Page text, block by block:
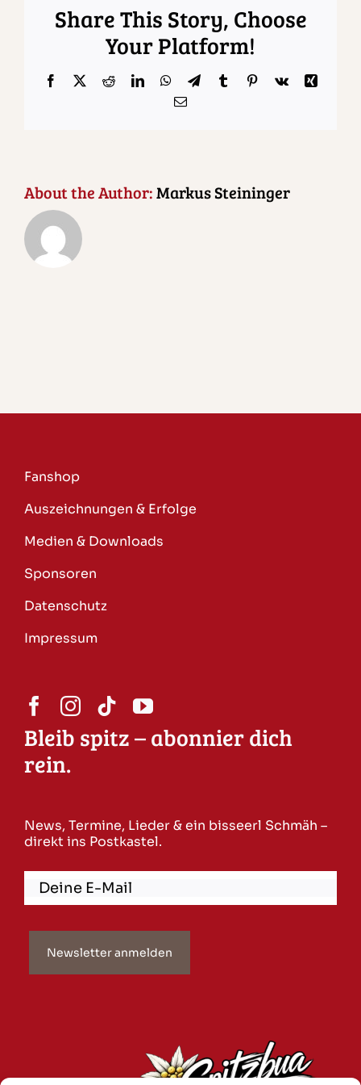
Share This Story, Choose
Your Platform!
Facebook
X RedditLinkedInWhatsApp
TelegramTumblrPinterest
Vk
Xing
Email
About the Author:Markus Steininger
Fanshop
Auszeichnungen & Erfolge
Medien & Downloads
Sponsoren
Datenschutz
Impressum
Bleib spitz – abonnier dich
rein.
News, Termine, Lieder & ein bisseerl Schmäh –
direkt ins Postkastel.
Newsletter anmelden